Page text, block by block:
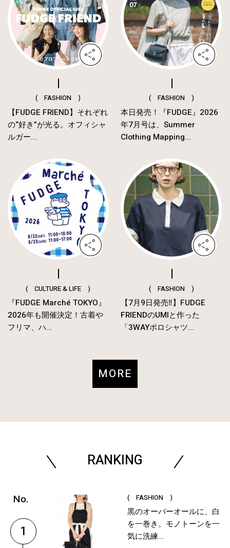
( FASHION )
【FUDGE FRIEND】それぞれ
の“好き”が光る。オフィシャ
ルガー...
( FASHION )
本日発売！『FUDGE』2026
年7月号は、Summer
Clothing Mapping...
( CULTURE & LIFE )
『FUDGE Marché TOKYO』
2026年も開催決定！古着や
フリマ、ハ...
( FASHION )
【7月9日発売‼︎】FUDGE
FRIENDのUMIと作った
「3WAYポロシャツ...
MORE
RANKING
1
( FASHION )
黒のオーバーオールに、白
を一巻き。モノトーンを一
気に洗練...